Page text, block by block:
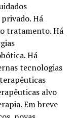
Há
tratamento. Há
Há
tecnologias
alvo
Em breve